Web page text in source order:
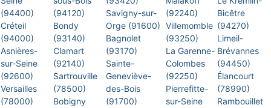
(94400)
Créteil
(94000)
Asnières-
sur-Seine
(92600)
Versailles
(78000)
(94120)
Bondy
(93140)
Clamart
(92140)
Sartrouville
(78500)
Bobigny
Savigny-sur-
Orge (91600)
Bagnolet
(93170)
Sainte-
Geneviève-
des-Bois
(91700)
(92240)
Villemomble
(93250)
La Garenne-
Colombes
(92250)
Pierrefitte-
sur-Seine
Bicêtre
(94270)
Limeil-
Brévannes
(94450)
Élancourt
(78990)
Rambouillet